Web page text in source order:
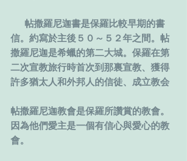
信。約寫於主後５０～５２年之間。帖
撒羅尼迦是希蠟的第二大城。保羅在第
二次宣教旅行時首次到那裏宣教、獲得
許多猶太人和外邦人的信徒、成立教会
帖撒羅尼迦教會是保羅所讚賞的教會。
因為他們愛主是一個有信心與愛心的教
會。